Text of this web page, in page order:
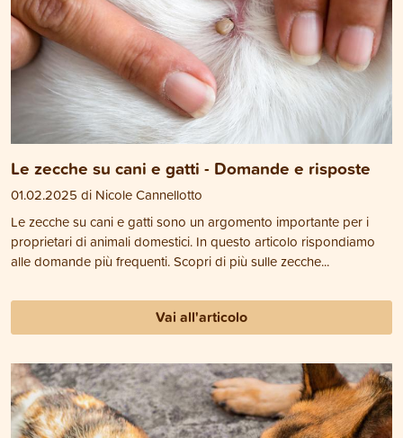
Le zecche su cani e gatti - Domande e risposte
01.02.2025 di Nicole Cannellotto
Le zecche su cani e gatti sono un argomento importante per i
proprietari di animali domestici. In questo articolo rispondiamo
alle domande più frequenti. Scopri di più sulle zecche...
Vai all'articolo